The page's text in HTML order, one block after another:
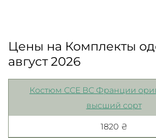
Цены на Комплекты
август 2026
Костюм ССЕ ВС Франции
высший сорт
1820 ₴